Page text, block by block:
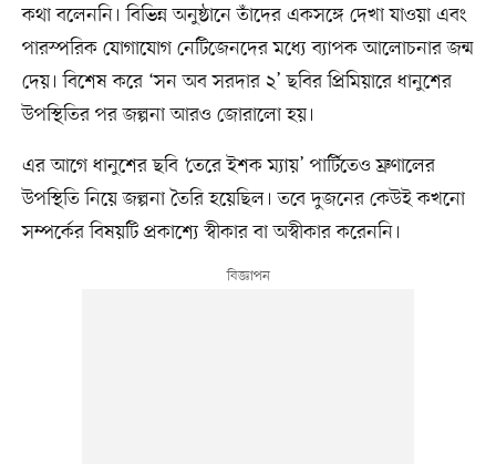
কথা বলেননি। বিভিন্ন অনুষ্ঠানে তাঁদের একসঙ্গে দেখা যাওয়া এবং
পারস্পরিক যোগাযোগ নেটিজেনদের মধ্যে ব্যাপক আলোচনার জন্ম
দেয়। বিশেষ করে ‘সন অব সরদার ২’ ছবির প্রিমিয়ারে ধানুশের
উপস্থিতির পর জল্পনা আরও জোরালো হয়।
এর আগে ধানুশের ছবি ‘তেরে ইশক ম্যায়’ পার্টিতেও ম্রুণালের
উপস্থিতি নিয়ে জল্পনা তৈরি হয়েছিল। তবে দুজনের কেউই কখনো
সম্পর্কের বিষয়টি প্রকাশ্যে স্বীকার বা অস্বীকার করেননি।